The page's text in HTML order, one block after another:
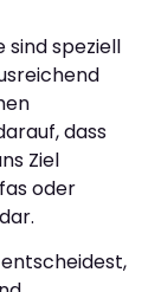
speziell
dass
Ziel
oder